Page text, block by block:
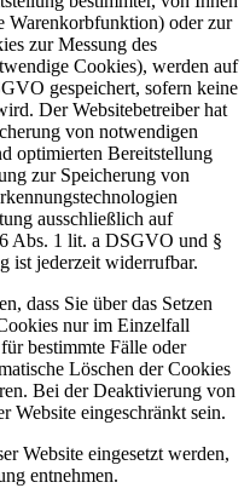
Warenkorbfunktion) oder zur
zur Messung des
Cookies), werden auf
gespeichert, sofern keine
Der Websitebetreiber hat
von notwendigen
optimierten Bereitstellung
zur Speicherung von
ausschließlich auf
Abs. 1 lit. a DSGVO und §
jederzeit widerrufbar.
dass Sie über das Setzen
nur im Einzelfall
bestimmte Fälle oder
Löschen der Cookies
Bei der Deaktivierung von
Website eingeschränkt sein.
Website eingesetzt werden,
entnehmen.